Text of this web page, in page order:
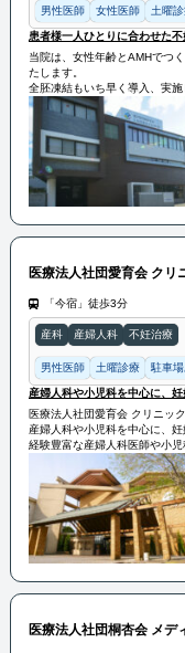
男性医師 女性医師 土曜
患者様一人ひとりに合わせた
当院は、女性年齢とAMHでつ
たします。
全胚凍結もいち早く導入、実施
日々、治療は進化するため、私
医療法人社団愛育会 クリ
「今宿」徒歩3分
産科 産婦人科 不妊治療
男性医師 土曜診療 駐車場
産婦人科や小児科を中心に、
医療法人社団愛育会 クリニッ
産婦人科や小児科を中心に、
経験豊富な産婦人科医師や小
できめ細やかな医療サービス
また、ママたちが安心して診
境を整えています。
医療法人社団桐杏会 メデ